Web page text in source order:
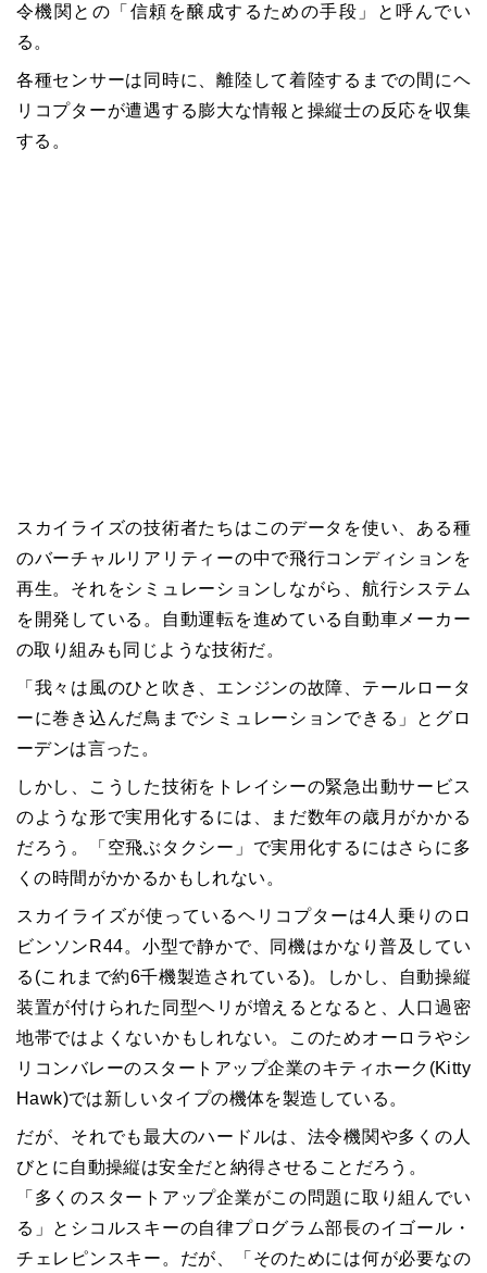
令機関との「信頼を醸成するための手段」と呼んでい
る。
各種センサーは同時に、離陸して着陸するまでの間にヘ
リコプターが遭遇する膨大な情報と操縦士の反応を収集
する。
スカイライズの技術者たちはこのデータを使い、ある種
のバーチャルリアリティーの中で飛行コンディションを
再生。それをシミュレーションしながら、航行システム
を開発している。自動運転を進めている自動車メーカー
の取り組みも同じような技術だ。
「我々は風のひと吹き、エンジンの故障、テールロータ
ーに巻き込んだ鳥までシミュレーションできる」とグロ
ーデンは言った。
しかし、こうした技術をトレイシーの緊急出動サービス
のような形で実用化するには、まだ数年の歳月がかかる
だろう。「空飛ぶタクシー」で実用化するにはさらに多
くの時間がかかるかもしれない。
スカイライズが使っているヘリコプターは4人乗りのロ
ビンソンR44。小型で静かで、同機はかなり普及してい
る(これまで約6千機製造されている)。しかし、自動操縦
装置が付けられた同型ヘリが増えるとなると、人口過密
地帯ではよくないかもしれない。このためオーロラやシ
リコンバレーのスタートアップ企業のキティホーク(Kitty
Hawk)では新しいタイプの機体を製造している。
だが、それでも最大のハードルは、法令機関や多くの人
びとに自動操縦は安全だと納得させることだろう。
「多くのスタートアップ企業がこの問題に取り組んでい
る」とシコルスキーの自律プログラム部長のイゴール・
チェレピンスキー。だが、「そのためには何が必要なの